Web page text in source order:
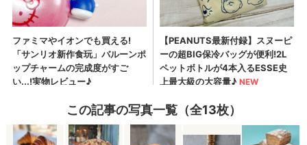
この記事の写真一覧（全13枚）